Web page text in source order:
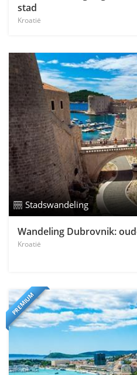
stad
Kroatië
Stadswandeling
Wandeling Dubrovnik:
Kroatië
PREMIUM